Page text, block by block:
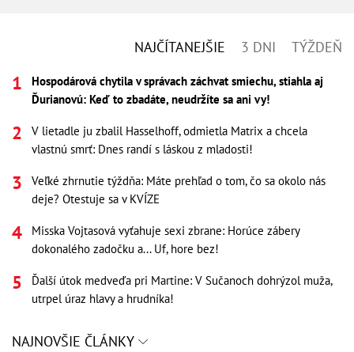
NAJČÍTANEJŠIE 3 DNI TÝŽDEŇ
Hospodárová chytila v správach záchvat smiechu, stiahla aj
Ďurianovú: Keď to zbadáte, neudržíte sa ani vy!
V lietadle ju zbalil Hasselhoff, odmietla Matrix a chcela
vlastnú smrť: Dnes randí s láskou z mladosti!
Veľké zhrnutie týždňa: Máte prehľad o tom, čo sa okolo nás
deje? Otestuje sa v KVÍZE
Misska Vojtasová vyťahuje sexi zbrane: Horúce zábery
dokonalého zadočku a... Uf, hore bez!
Ďalší útok medveďa pri Martine: V Sučanoch dohrýzol muža,
utrpel úraz hlavy a hrudníka!
NAJNOVŠIE ČLÁNKY